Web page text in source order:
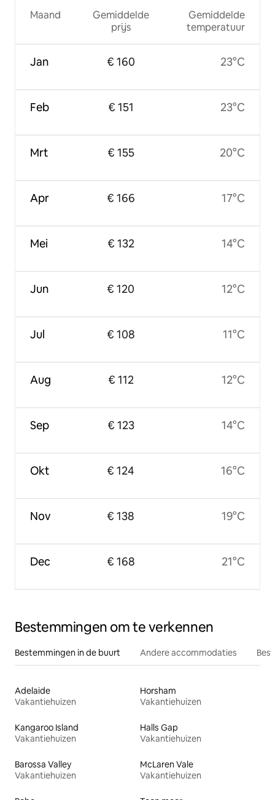
Maand
Jan
Feb
Mrt
Apr
Mei
Jun
Jul
Aug
Sep
Okt
Nov
Dec
Gemiddelde
prijs
€ 160
€ 151
€ 155
€ 166
€ 132
€ 120
€ 108
€ 112
€ 123
€ 124
€ 138
€ 168
Gemiddelde
temperatuur
23°C
23°C
20°C
17°C
14°C
12°C
11°C
12°C
14°C
16°C
19°C
21°C
Bestemmingen om te verkennen
Bestemmingen in de buurt Andere accommodaties
Adelaide
Vakantiehuizen
Horsham
Vakantiehuizen
Kangaroo Island
Vakantiehuizen
Halls Gap
Vakantiehuizen
Barossa Valley
Vakantiehuizen
McLaren Vale
Vakantiehuizen